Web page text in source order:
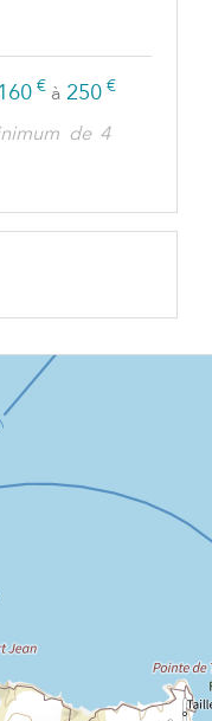
160 € à 250 €
de 4